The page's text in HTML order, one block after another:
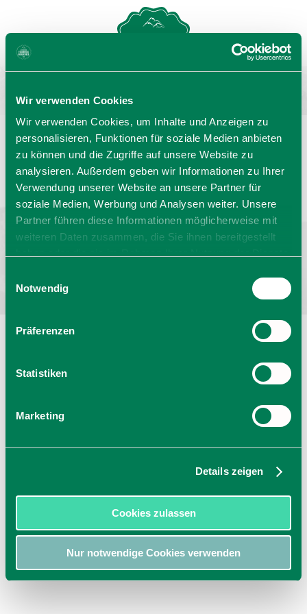
Wir verwenden Cookies
Wir verwenden Cookies, um Inhalte und Anzeigen zu
personalisieren, Funktionen für soziale Medien anbieten
zu können und die Zugriffe auf unsere Website zu
analysieren. Außerdem geben wir Informationen zu Ihrer
Verwendung unserer Website an unsere Partner für
soziale Medien, Werbung und Analysen weiter. Unsere
Partner führen diese Informationen möglicherweise mit
weiteren Daten zusammen, die Sie ihnen bereitgestellt
Cookies, wenn Sie unsere Webseite weiterhin nutzen.
Notwendig
Präferenzen
Statistiken
Marketing
Details zeigen
Cookies zulassen
Nur notwendige Cookies verwenden
Sprache wählen: DE EN IT
Barrierefrei reisen Filmregion
Prospekte
Kontakt
Impressum
Datenschutz
Erklärung zur Barrierefreiheit
Bayern - traditionell anders
GASTGEBERSUCHE